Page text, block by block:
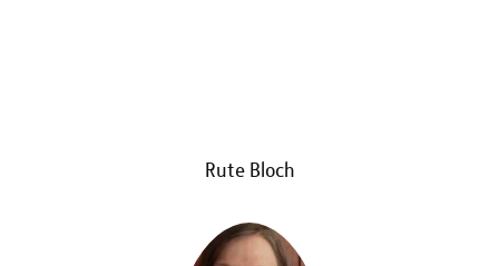
Rute Bloch